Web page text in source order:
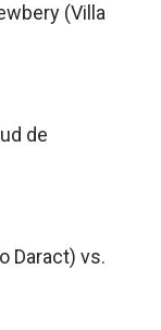
(Villa
de
Daract) vs.